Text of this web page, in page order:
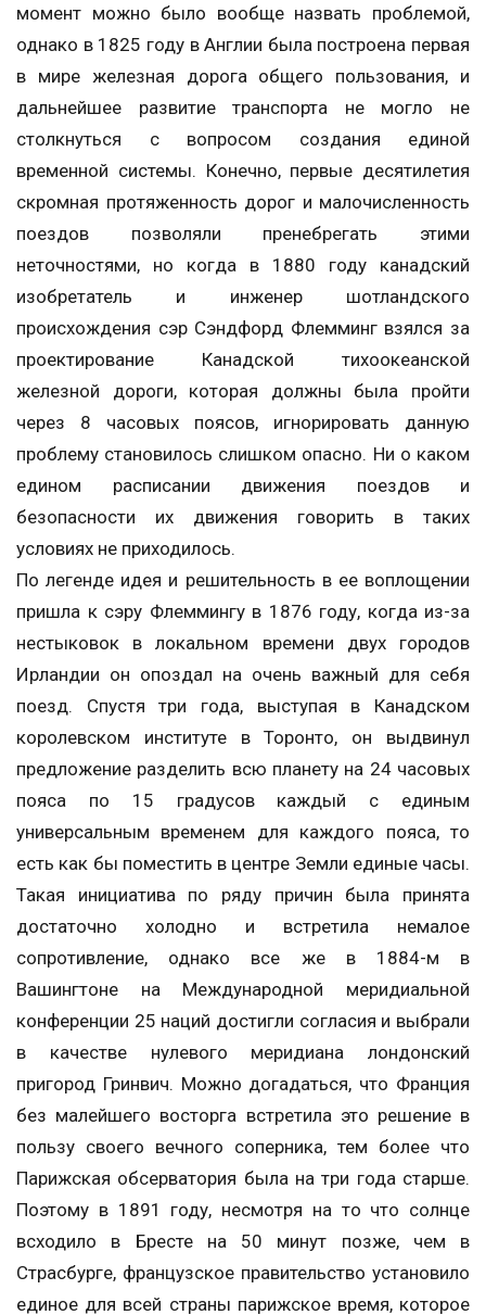
момент можно было вообще назвать проблемой,
однако в 1825 году в Англии была построена первая
в мире железная дорога общего пользования, и
дальнейшее развитие транспорта не могло не
столкнуться с вопросом создания единой
временной системы. Конечно, первые десятилетия
скромная протяженность дорог и малочисленность
поездов позволяли пренебрегать этими
неточностями, но когда в 1880 году канадский
изобретатель и инженер шотландского
происхождения сэр Сэндфорд Флемминг взялся за
проектирование Канадской тихоокеанской
железной дороги, которая должны была пройти
через 8 часовых поясов, игнорировать данную
проблему становилось слишком опасно. Ни о каком
едином расписании движения поездов и
безопасности их движения говорить в таких
условиях не приходилось.
По легенде идея и решительность в ее воплощении
пришла к сэру Флеммингу в 1876 году, когда из-за
нестыковок в локальном времени двух городов
Ирландии он опоздал на очень важный для себя
поезд. Спустя три года, выступая в Канадском
королевском институте в Торонто, он выдвинул
предложение разделить всю планету на 24 часовых
пояса по 15 градусов каждый с единым
универсальным временем для каждого пояса, то
есть как бы поместить в центре Земли единые часы.
Такая инициатива по ряду причин была принята
достаточно холодно и встретила немалое
сопротивление, однако все же в 1884-м в
Вашингтоне на Международной меридиальной
конференции 25 наций достигли согласия и выбрали
в качестве нулевого меридиана лондонский
пригород Гринвич. Можно догадаться, что Франция
без малейшего восторга встретила это решение в
пользу своего вечного соперника, тем более что
Парижская обсерватория была на три года старше.
Поэтому в 1891 году, несмотря на то что солнце
всходило в Бресте на 50 минут позже, чем в
Страсбурге, французское правительство установило
единое для всей страны парижское время, которое